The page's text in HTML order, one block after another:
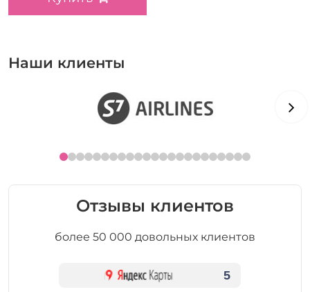
Наши клиенты
Отзывы клиентов
более 50 000 довольных клиентов
5